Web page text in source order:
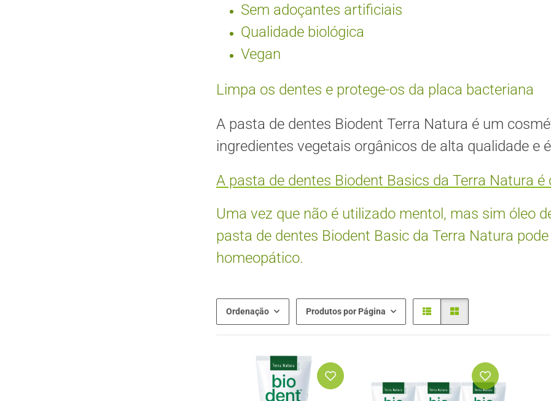
Sem adoçantes artificiais
Qualidade biológica
Vegan
Limpa os dentes e protege-os da placa bacteriana
A pasta de dentes Biodent Terra Natura é um
ingredientes vegetais orgânicos de alta qualidade e
A pasta de dentes Biodent Basics da Terra Natura
Uma vez que não é utilizado mentol, mas sim óleo
pasta de dentes Biodent Basic da Terra Natura
homeopático.
Ordenação Produtos por Página